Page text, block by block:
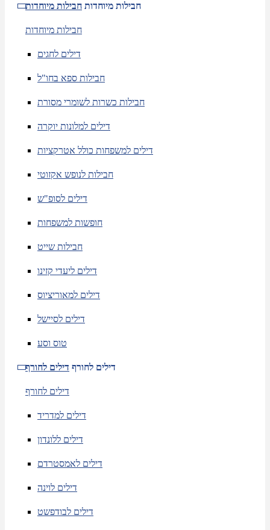
חבילות מיוחדות חבילות מיוחדות
חבילות מיוחדות
דילים לחגים
חבילות ספא בחו"ל
חבילות כשרות לשומרי מסורת
דילים למלונות יוקרה
דילים למשפחות כולל אטרקציות
חבילות לנופש אקזוטי
דילים לסופ"ש
חופשות למשפחות
חבילות שייט
דילים ליעדי קזינו
דילים למאוריציוס
דילים לסיישל
טוס וסע
דילים לחורף דילים לחורף
דילים לחורף
דילים למדריד
דילים ללונדון
דילים לאמסטרדם
דילים לוינה
דילים לבודפשט